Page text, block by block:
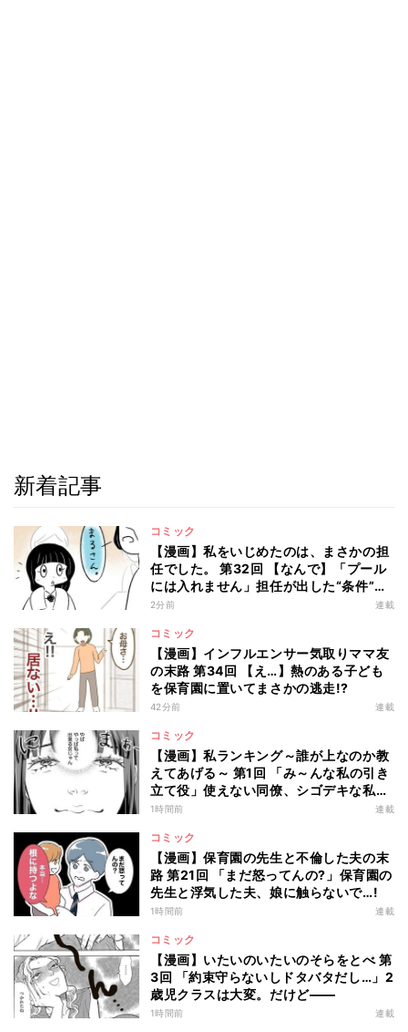
新着記事
コミック
【漫画】私をいじめたのは、まさかの担
任でした。 第32回 【なんで】「プール
には入れません」担任が出した“条件”と
は?
2分前 連載
コミック
【漫画】インフルエンサー気取りママ友
の末路 第34回 【え…】熱のある子ども
を保育園に置いてまさかの逃走!?
42分前 連載
コミック
【漫画】私ランキング～誰が上なのか教
えてあげる～ 第1回 「み～んな私の引き
立て役」使えない同僚、シゴデキな私
は…
1時間前 連載
コミック
【漫画】保育園の先生と不倫した夫の末
路 第21回 「まだ怒ってんの?」保育園の
先生と浮気した夫、娘に触らないで…!
1時間前 連載
コミック
【漫画】いたいのいたいのそらをとべ 第
3回 「約束守らないしドタバタだし…」2
歳児クラスは大変。だけど――
1時間前 連載